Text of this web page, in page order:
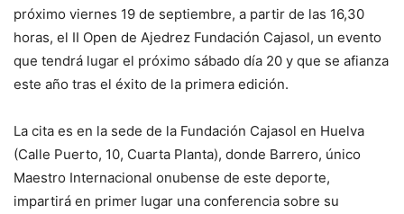
próximo viernes 19 de septiembre, a partir de las 16,30
horas, el II Open de Ajedrez Fundación Cajasol, un evento
que tendrá lugar el próximo sábado día 20 y que se afianza
este año tras el éxito de la primera edición.
La cita es en la sede de la Fundación Cajasol en Huelva
(Calle Puerto, 10, Cuarta Planta), donde Barrero, único
Maestro Internacional onubense de este deporte,
impartirá en primer lugar una conferencia sobre su